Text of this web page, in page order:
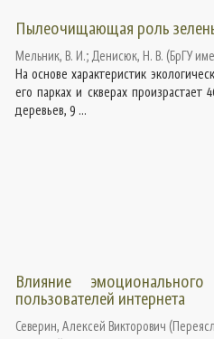
Пылеочищающая роль
Мельник, В. И.; Денисюк, Н. В. (БрГУ
На основе характеристик
его парках и скверах
деревьев, 9 ...
Влияние
пользователей интернета
Северин, Алексей Викторович (